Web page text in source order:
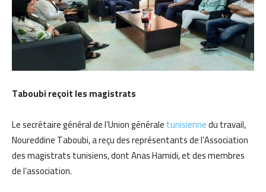
Taboubi reçoit les magistrats
Le secrétaire général de l’Union généraletunisiennedu travail,
Noureddine Taboubi, a reçu des représentants de l’Association
des magistrats tunisiens, dont Anas Hamidi, et des membres
de l’association.